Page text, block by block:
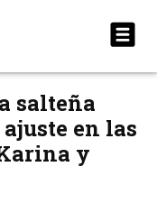
salteña
en las
y